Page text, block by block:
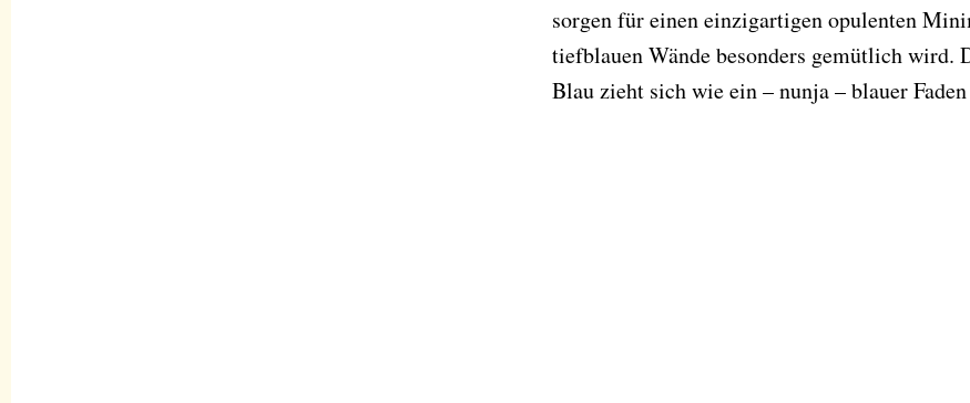
sorgen für einen einzigartigen opulenten
tiefblauen Wände besonders gemütlich wird.
Blau zieht sich wie ein – nunja – blauer